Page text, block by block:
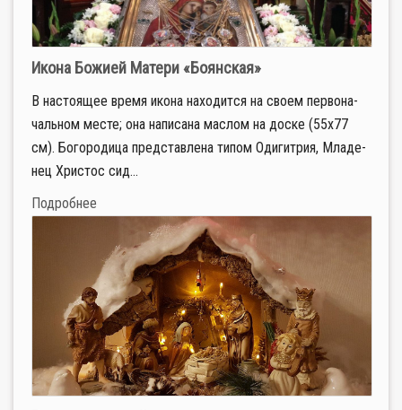
Икона Божией Матери «Боянская»
В на­сто­я­щее вре­мя ико­на на­хо­дит­ся на сво­ем пер­во­на­
чаль­ном ме­сте; она на­пи­са­на мас­лом на дос­ке (55х77
см). Бо­го­ро­ди­ца пред­став­ле­на ти­пом Оди­гит­рия, Мла­де­
нец Хри­стос си­д...
Подробнее